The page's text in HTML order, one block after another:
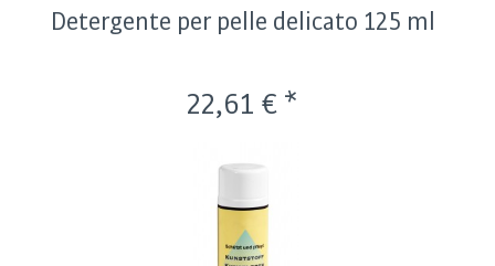
Detergente per pelle delicato 125 ml
22,61 € *